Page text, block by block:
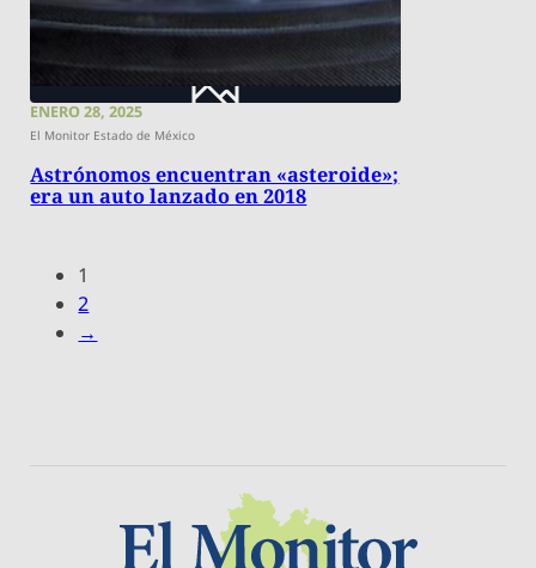
ENERO 28, 2025
El Monitor Estado de México
Astrónomos encuentran «asteroide»;
era un auto lanzado en 2018
1
2
→